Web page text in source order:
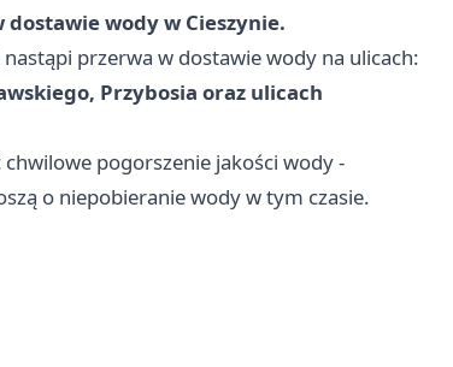
wody w Cieszynie.
nastąpi przerwa w dostawie wody na ulicach:
Przybosia oraz ulicach
pogorszenie jakości wody -
o niepobieranie wody w tym czasie.